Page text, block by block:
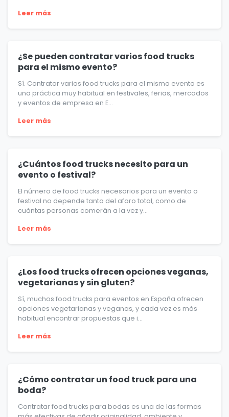
Leer más
¿Se pueden contratar varios food trucks
para el mismo evento?
Sí. Contratar varios food trucks para el mismo evento es
una práctica muy habitual en festivales, ferias, mercados
y eventos de empresa en E...
Leer más
¿Cuántos food trucks necesito para un
evento o festival?
El número de food trucks necesarios para un evento o
festival no depende tanto del aforo total, como de
cuántas personas comerán a la vez y...
Leer más
¿Los food trucks ofrecen opciones veganas,
vegetarianas y sin gluten?
Sí, muchos food trucks para eventos en España ofrecen
opciones vegetarianas y veganas, y cada vez es más
habitual encontrar propuestas que i...
Leer más
¿Cómo contratar un food truck para una
boda?
Contratar food trucks para bodas es una de las formas